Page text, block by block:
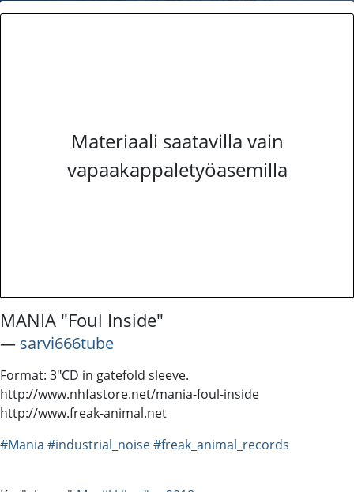
Materiaali saatavilla vain
vapaakappaletyöasemilla
MANIA "Foul Inside"
― sarvi666tube
Format: 3"CD in gatefold sleeve.
http://www.nhfastore.net/mania-foul-inside
http://www.freak-animal.net
#Mania #industrial_noise#freak_animal_records